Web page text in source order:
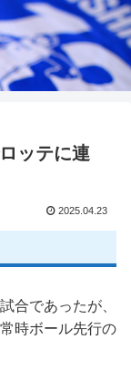
ッテに連
2025.04.23
合であったが、
時ボール先行の